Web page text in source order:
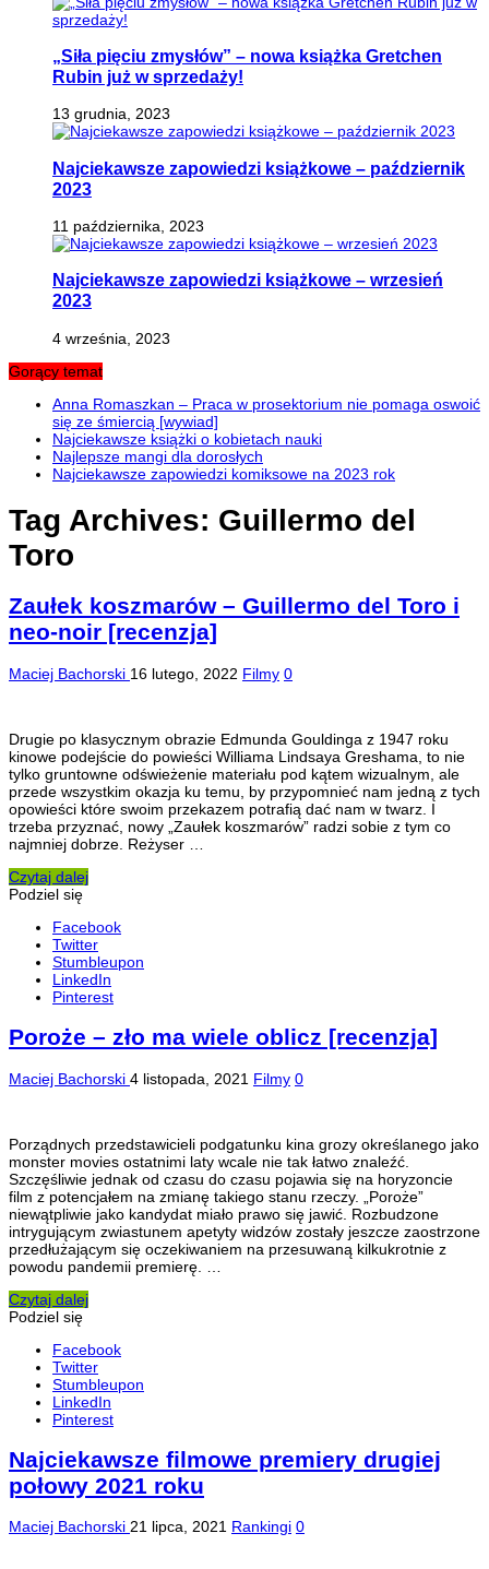
„Siła pięciu zmysłów” – nowa książka Gretchen
Rubin już w sprzedaży!
13 grudnia, 2023
Najciekawsze zapowiedzi książkowe – październik
2023
11 października, 2023
Najciekawsze zapowiedzi książkowe – wrzesień
2023
4 września, 2023
Gorący temat
Anna Romaszkan – Praca w prosektorium nie pomaga oswoić
się ze śmiercią [wywiad]
Najciekawsze książki o kobietach nauki
Najlepsze mangi dla dorosłych
Najciekawsze zapowiedzi komiksowe na 2023 rok
Tag Archives: Guillermo del
Toro
Zaułek koszmarów – Guillermo del Toro i
neo-noir [recenzja]
Maciej Bachorski 16 lutego, 2022 Filmy 0
Drugie po klasycznym obrazie Edmunda Gouldinga z 1947 roku
kinowe podejście do powieści Williama Lindsaya Greshama, to nie
tylko gruntowne odświeżenie materiału pod kątem wizualnym, ale
przede wszystkim okazja ku temu, by przypomnieć nam jedną z tych
opowieści które swoim przekazem potrafią dać nam w twarz. I
trzeba przyznać, nowy „Zaułek koszmarów” radzi sobie z tym co
najmniej dobrze. Reżyser …
Czytaj dalej
Podziel się
Facebook
Twitter
Stumbleupon
LinkedIn
Pinterest
Poroże – zło ma wiele oblicz [recenzja]
Maciej Bachorski 4 listopada, 2021 Filmy 0
Porządnych przedstawicieli podgatunku kina grozy określanego jako
monster movies ostatnimi laty wcale nie tak łatwo znaleźć.
Szczęśliwie jednak od czasu do czasu pojawia się na horyzoncie
film z potencjałem na zmianę takiego stanu rzeczy. „Poroże”
niewątpliwie jako kandydat miało prawo się jawić. Rozbudzone
intrygującym zwiastunem apetyty widzów zostały jeszcze zaostrzone
przedłużającym się oczekiwaniem na przesuwaną kilkukrotnie z
powodu pandemii premierę. …
Czytaj dalej
Podziel się
Facebook
Twitter
Stumbleupon
LinkedIn
Pinterest
Najciekawsze filmowe premiery drugiej
połowy 2021 roku
Maciej Bachorski 21 lipca, 2021 Rankingi 0